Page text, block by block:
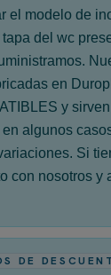
el modelo de
del wc
en
y
algunos
Si
con nosotros y
DE